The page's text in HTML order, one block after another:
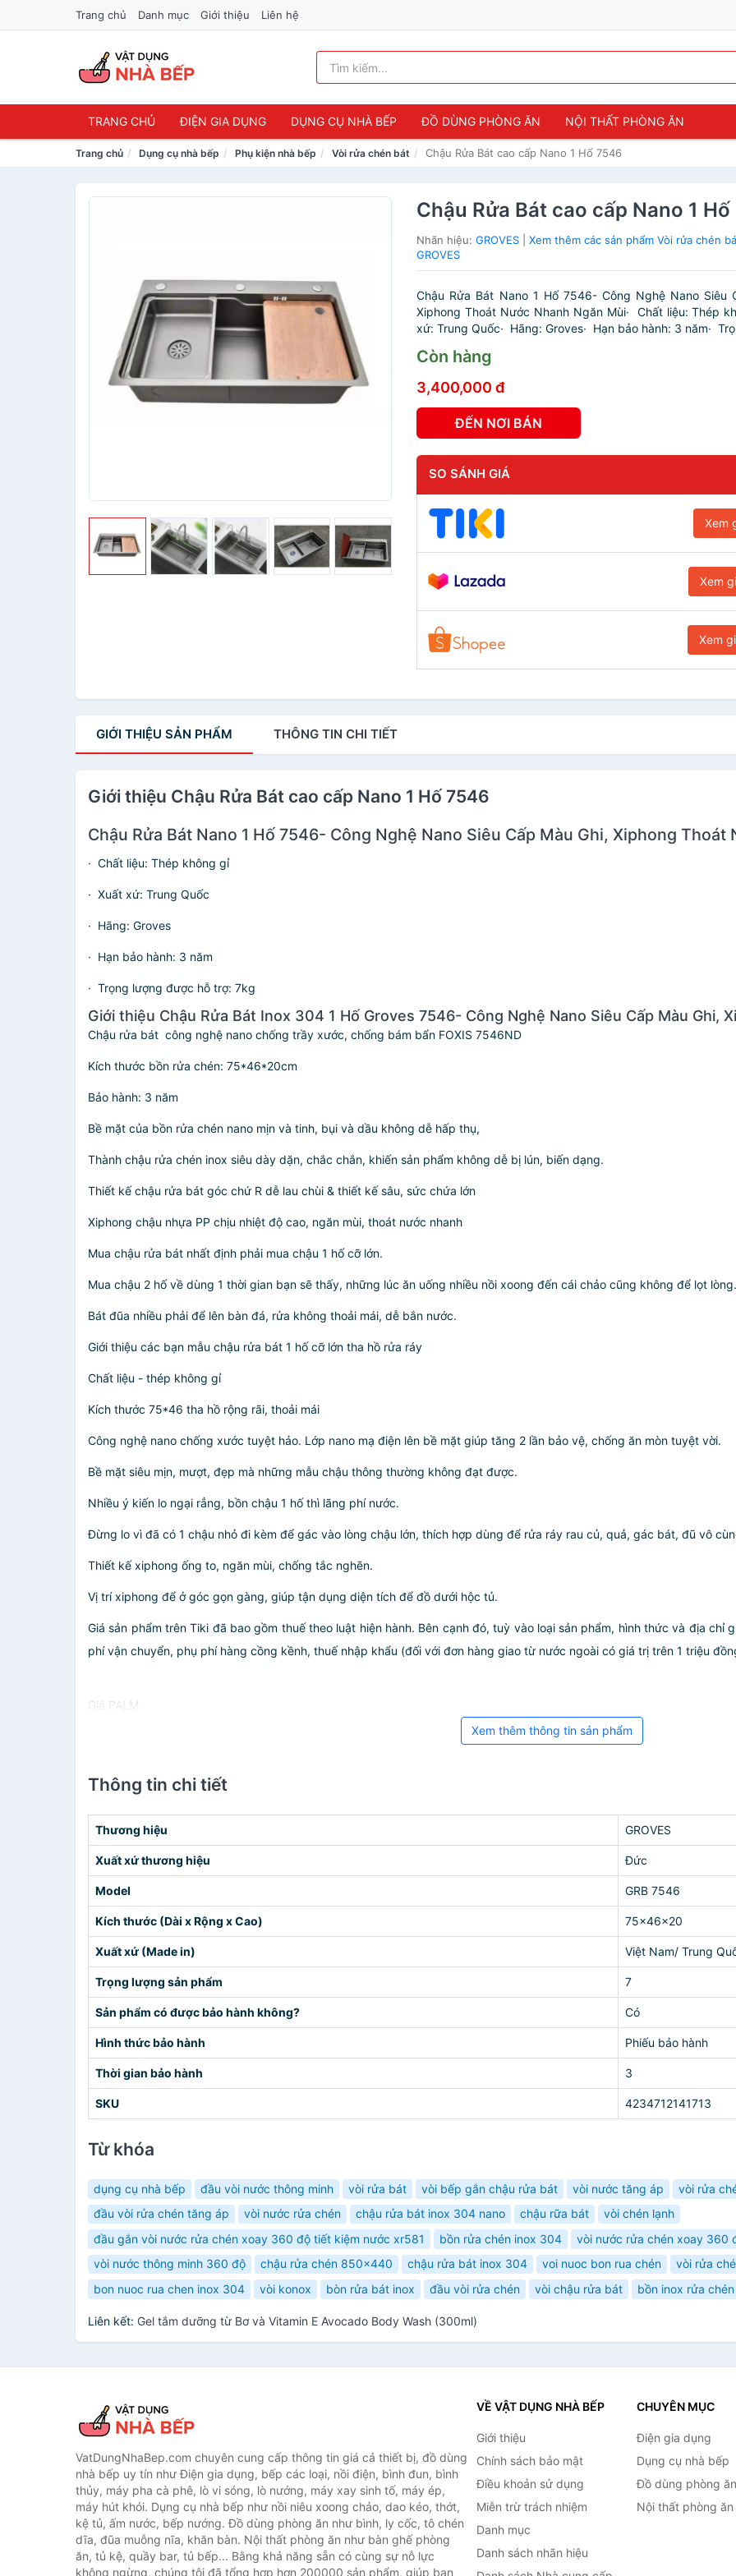
Trang chủ Danh mục Giới thiệu Liên hệ
TRANG CHỦ ĐIỆN GIA DỤNG DỤNG CỤ NHÀ BẾP ĐỒ DÙNG PHÒNG ĂN NỘI THẤT PHÒNG ĂN
Trang chủ Dụng cụ nhà bếp Phụ kiện nhà bếp Vòi rửa chén bát Chậu Rửa Bát cao cấp Nano 1 Hố 7546
Chậu Rửa Bát cao cấp Nano 1
Nhãn hiệu:GROVES |Xem thêm các sản phẩm Vòi rửa chén
GROVES
Chậu Rửa Bát Nano 1 Hố 7546- Công Nghệ Nano Siêu
Xiphong Thoát Nước Nhanh Ngăn Mùi· Chất liệu: Thép
xứ: Trung Quốc· Hãng: Groves· Hạn bảo hành: 3 năm·
Còn hàng
3,400,000 đ
ĐẾN NƠI BÁN
SO SÁNH GIÁ
Xem
Xem
Xem
GIỚI THIỆU SẢN PHẨM THÔNG TIN CHI TIẾT
Giới thiệu Chậu Rửa Bát cao cấp Nano 1 Hố 7546
Chậu Rửa Bát Nano 1 Hố 7546- Công Nghệ Nano Siêu Cấp Màu Ghi, Xiphong
· Chất liệu: Thép không gỉ
· Xuất xứ: Trung Quốc
· Hãng: Groves
· Hạn bảo hành: 3 năm
· Trọng lượng được hỗ trợ: 7kg
Giới thiệu Chậu Rửa Bát Inox 304 1 Hố Groves 7546- Công Nghệ Nano Siêu Cấp Màu Ghi,
Chậu rửa bát công nghệ nano chống trầy xước, chống bám bẩn FOXIS 7546ND
Kích thước bồn rửa chén: 75*46*20cm
Bảo hành: 3 năm
Bề mặt của bồn rửa chén nano mịn và tinh, bụi và dầu không dễ hấp thụ,
Thành chậu rửa chén inox siêu dày dặn, chắc chắn, khiến sản phẩm không dễ bị lún, biến dạng.
Thiết kế chậu rửa bát góc chứ R dễ lau chùi & thiết kế sâu, sức chứa lớn
Xiphong chậu nhựa PP chịu nhiệt độ cao, ngăn mùi, thoát nước nhanh
Mua chậu rửa bát nhất định phải mua chậu 1 hố cỡ lớn.
Mua chậu 2 hố về dùng 1 thời gian bạn sẽ thấy, những lúc ăn uống nhiều nồi xoong đến cái chảo cũng không để lọt lòng.
Bát đũa nhiều phải để lên bàn đá, rửa không thoải mái, dễ bắn nước.
Giới thiệu các bạn mẫu chậu rửa bát 1 hố cỡ lớn tha hồ rửa ráy
Chất liệu - thép không gỉ
Kích thước 75*46 tha hồ rộng rãi, thoải mái
Công nghệ nano chống xước tuyệt hảo. Lớp nano mạ điện lên bề mặt giúp tăng 2 lần bảo vệ, chống ăn mòn tuyệt vời.
Bề mặt siêu mịn, mượt, đẹp mà những mẫu chậu thông thường không đạt được.
Nhiều ý kiến lo ngại rẳng, bồn chậu 1 hố thì lãng phí nước.
Đừng lo vì đã có 1 chậu nhỏ đi kèm để gác vào lòng chậu lớn, thích hợp dùng để rửa ráy rau củ, quả, gác bát, đũ vô
Thiết kế xiphong ống to, ngăn mùi, chống tắc nghẽn.
Vị trí xiphong để ở góc gọn gàng, giúp tận dụng diện tích để đồ dưới hộc tủ.
Giá sản phẩm trên Tiki đã bao gồm thuế theo luật hiện hành. Bên cạnh đó, tuỳ vào loại sản phẩm, hình thức và địa chỉ
phí vận chuyển, phụ phí hàng cồng kềnh, thuế nhập khẩu (đối với đơn hàng giao từ nước ngoài có giá trị trên 1 triệu
Giá PALM
Xem thêm thông tin sản phẩm
Thông tin chi tiết
Thương hiệu GROVES
Xuất xứ thương hiệu Đức
Model GRB 7546
Kích thước (Dài x Rộng x Cao) 75x46x20
Xuất xứ (Made in) Việt Nam/ Trung
Trọng lượng sản phẩm 7
Sản phẩm có được bảo hành không? Có
Hình thức bảo hành Phiếu bảo hành
Thời gian bảo hành 3
SKU 4234712141713
Từ khóa
dụng cụ nhà bếp đầu vòi nước thông minh vòi rửa bát vòi bếp gắn chậu rửa bát vòi nước tăng áp
vòi rửa
đầu vòi rửa chén tăng áp
vòi nước rửa chén chậu rửa bát inox 304 nano chậu rữa bát
vòi chén lạnh
đầu gắn vòi nước rửa chén xoay 360 độ tiết kiệm nước xr581
bồn rửa chén inox 304
vòi nước rửa chén xoay 360
vòi nước thông minh 360 độ
chậu rửa chén 850x440 chậu rửa bát inox 304 voi nuoc bon rua chén
vòi rửa
bon nuoc rua chen inox 304
vòi konox bòn rửa bát inox đầu vòi rửa chén vòi chậu rửa bát bồn inox rửa chén
Liên kết: Gel tắm dưỡng từ Bơ và Vitamin E Avocado Body Wash (300ml)
VatDungNhaBep.com chuyên cung cấp thông tin giá cả thiết bị, đồ dùng
nhà bếp uy tín như Điện gia dụng, bếp các loại, nồi điện, bình đun, bình
thủy, máy pha cà phê, lò vi sóng, lò nướng, máy xay sinh tố, máy ép,
máy hút khói. Dụng cụ nhà bếp như nồi niêu xoong chảo, dao kéo, thớt,
kệ tủ, ấm nước, bếp nướng. Đồ dùng phòng ăn như bình, ly cốc, tô chén
dĩa, đũa muỗng nĩa, khăn bàn. Nội thất phòng ăn như bàn ghế phòng
ăn, tủ kệ, quầy bar, tủ bếp... Bằng khả năng sẵn có cùng sự nỗ lực
không ngừng, chúng tôi đã tổng hợp hơn 200000 sản phẩm, giúp bạn
VỀ VẬT DỤNG NHÀ BẾP
Giới thiệu
Chính sách bảo mật
Điều khoản sử dụng
Miễn trừ trách nhiệm
Danh mục
Danh sách nhãn hiệu
CHUYÊN MỤC
Điện gia dụng
Dụng cụ nhà bếp
Đồ dùng phòng ăn
Nội thất phòng ăn